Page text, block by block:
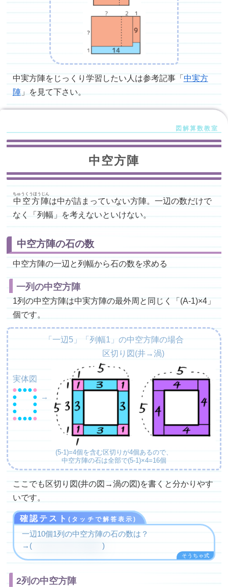
中実方陣をじっくり学習したい人は参考記事「中実方
陣」を見て下さい。
中空方陣
中空方陣
ちゅうくうほうじん
は中が詰まっていない方陣。一辺の数だけで
なく「列幅」を考えないといけない。
中空方陣の石の数
中空方陣の一辺と列幅から石の数を求める
一列の中空方陣
1列の中空方陣は中実方陣の最外周と同じく「(A-1)×4」
個です。
「一辺5」「列幅1」の中空方陣の場合
実体図
●●●●●
● ●
● ●
● ●
●●●●●
→
区切り図(井→渦)
(5-1)=4個を含む区切りが4個あるので、
中空方陣の石は全部で(5-1)×4=16個
ここでも区切り図(井の図→渦の図)を書くと分かりやす
いです。
確認テスト(タッチで解答表示)
一辺10個1列の中空方陣の石の数は？
→(
)
2列の中空方陣